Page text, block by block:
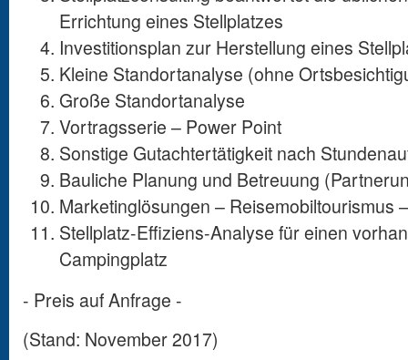
Errichtung eines Stellplatzes
Investitionsplan zur Herstellung eines
Kleine Standortanalyse (ohne
Große Standortanalyse
Vortragsserie – Power Point
Sonstige Gutachtertätigkeit nach
Bauliche Planung und Betreuung
Marketinglösungen – Reisemobiltourismus
Stellplatz-Effiziens-Analyse für einen
Campingplatz
- Preis auf Anfrage -
(Stand: November 2017)